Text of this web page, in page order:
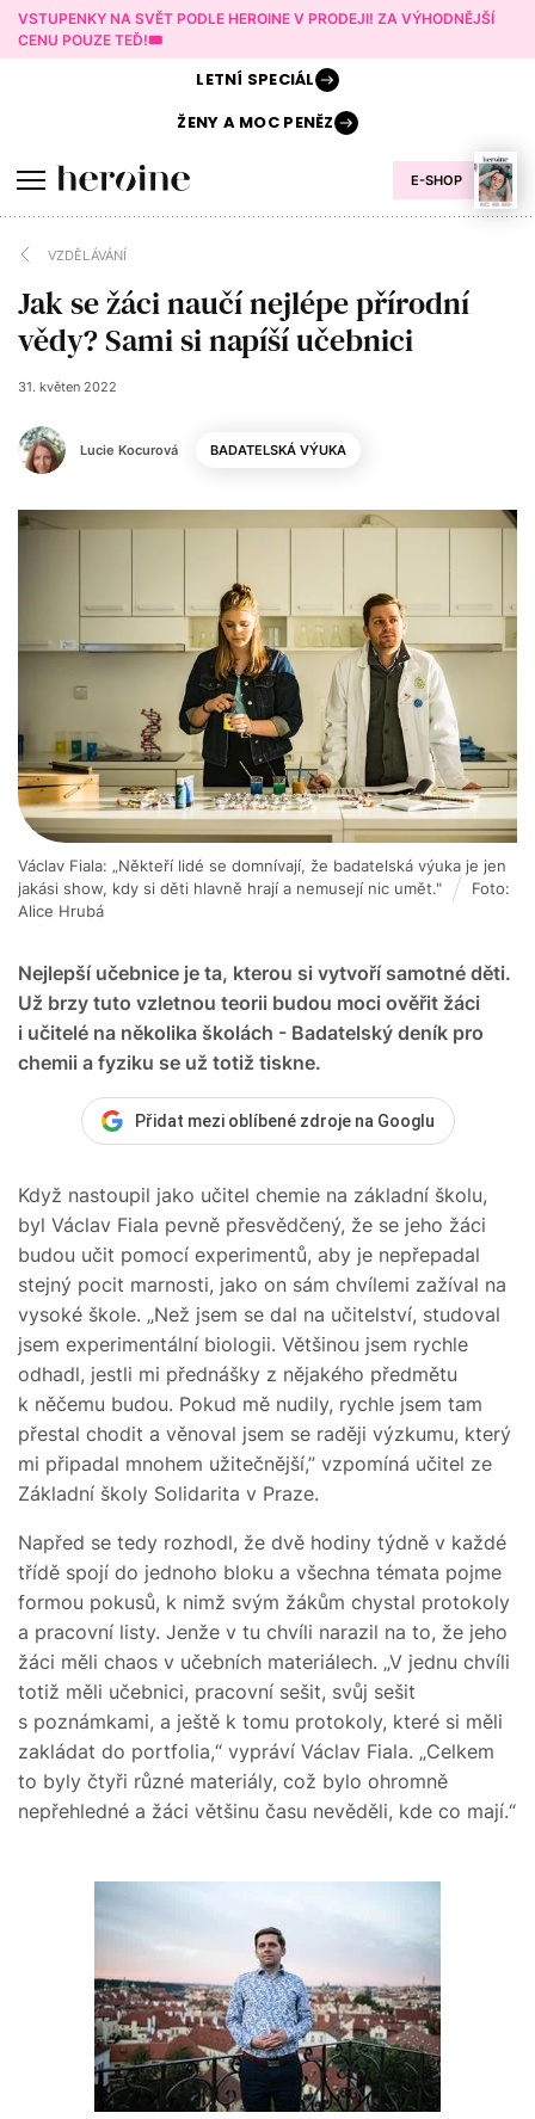
VSTUPENKY NA SVĚT PODLE HEROINE V PRODEJI! ZA VÝHODNĚJŠÍ
CENU POUZE TEĎ!🎟️
E-SHOP
LETNÍ SPECIÁL
ŽENY AMOC PENĚZ
VZDĚLÁVÁNÍ
Jak se žáci naučí nejlépe přírodní
vědy? Sami si napíší učebnici
Lucie Kocurová
31. květen 2022
BADATELSKÁ VÝUKA
Nejlepší učebnice je ta, kterou si vytvoří samotné děti.
Už brzy tuto vzletnou teorii budou moci ověřit žáci
i učitelé na několika školách - Badatelský deník pro
chemii a fyziku se už totiž tiskne.
Václav Fiala: „Někteří lidé se domnívají, že badatelská výuka je jen
jakási show, kdy si děti hlavně hrají a nemusejí nic umět."
Foto:
Alice Hrubá
Přidat mezi oblíbené zdroje na Googlu
Když nastoupil jako učitel chemie na základní školu,
byl Václav Fiala pevně přesvědčený, že se jeho žáci
budou učit pomocí experimentů, aby je nepřepadal
stejný pocit marnosti, jako on sám chvílemi zažíval na
vysoké škole. „Než jsem se dal na učitelství, studoval
jsem experimentální biologii. Většinou jsem rychle
odhadl, jestli mi přednášky z nějakého předmětu
k něčemu budou. Pokud mě nudily, rychle jsem tam
přestal chodit a věnoval jsem se raději výzkumu, který
mi připadal mnohem užitečnější,” vzpomíná učitel ze
Základní školy Solidarita v Praze.
Napřed se tedy rozhodl, že dvě hodiny týdně v každé
třídě spojí do jednoho bloku a všechna témata pojme
formou pokusů, k nimž svým žákům chystal protokoly
a pracovní listy. Jenže v tu chvíli narazil na to, že jeho
žáci měli chaos v učebních materiálech. „V jednu chvíli
totiž měli učebnici, pracovní sešit, svůj sešit
s poznámkami, a ještě k tomu protokoly, které si měli
zakládat do portfolia,“ vypráví Václav Fiala. „Celkem
to byly čtyři různé materiály, což bylo ohromně
nepřehledné a žáci většinu času nevěděli, kde co mají.“